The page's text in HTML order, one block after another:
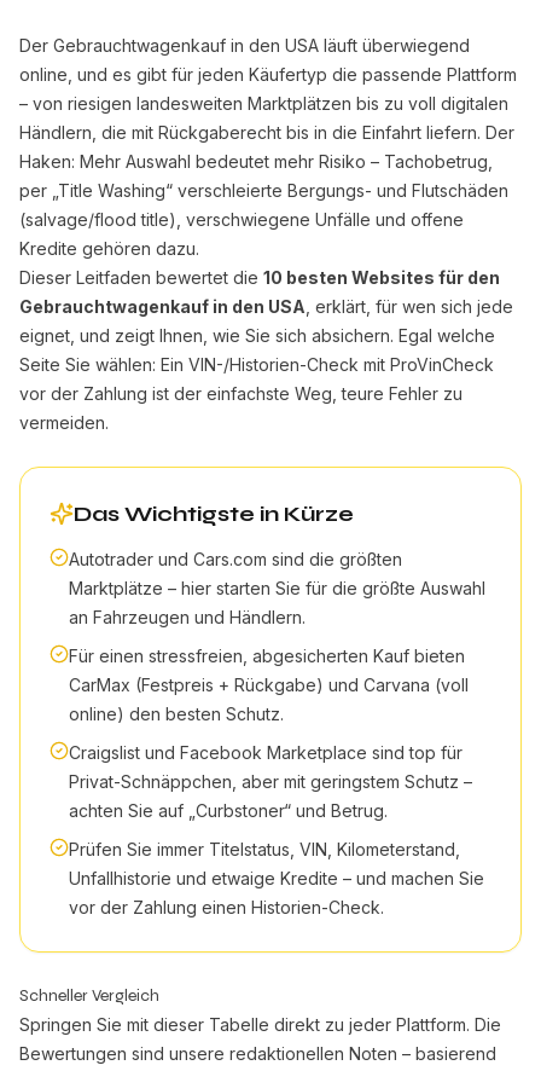
Der Gebrauchtwagenkauf in den USA läuft überwiegend
online, und es gibt für jeden Käufertyp die passende Plattform
– von riesigen landesweiten Marktplätzen bis zu voll digitalen
Händlern, die mit Rückgaberecht bis in die Einfahrt liefern. Der
Haken: Mehr Auswahl bedeutet mehr Risiko – Tachobetrug,
per „Title Washing“ verschleierte Bergungs- und Flutschäden
(salvage/flood title), verschwiegene Unfälle und offene
Kredite gehören dazu.
Dieser Leitfaden bewertet die 10 besten Websites für den
Gebrauchtwagenkauf in den USA , erklärt, für wen sich jede
eignet, und zeigt Ihnen, wie Sie sich absichern. Egal welche
Seite Sie wählen: Ein VIN-/Historien-Check mit ProVinCheck
vor der Zahlung ist der einfachste Weg, teure Fehler zu
vermeiden.
Das Wichtigste in Kürze
Autotrader und Cars.com sind die größten
Marktplätze – hier starten Sie für die größte Auswahl
an Fahrzeugen und Händlern.
Für einen stressfreien, abgesicherten Kauf bieten
CarMax (Festpreis + Rückgabe) und Carvana (voll
online) den besten Schutz.
Craigslist und Facebook Marketplace sind top für
Privat-Schnäppchen, aber mit geringstem Schutz –
achten Sie auf „Curbstoner“ und Betrug.
Prüfen Sie immer Titelstatus, VIN, Kilometerstand,
Unfallhistorie und etwaige Kredite – und machen Sie
vor der Zahlung einen Historien-Check.
Schneller Vergleich
Springen Sie mit dieser Tabelle direkt zu jeder Plattform. Die
Bewertungen sind unsere redaktionellen Noten – basierend